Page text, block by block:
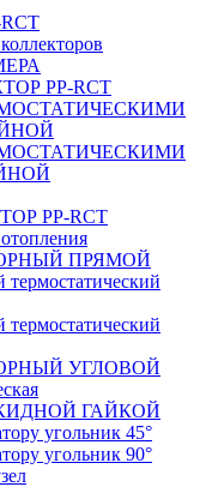
PP-RCT
PP-RCT
ПРЯМОЙ
УГЛОВОЙ
ГАЙКОЙ
угольник 45°
угольник 90°